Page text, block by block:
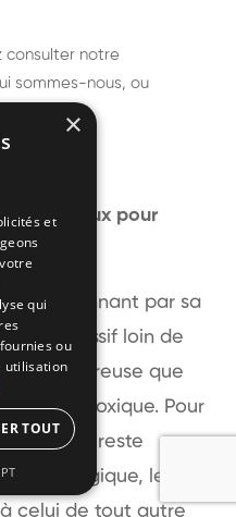
consulter notre
sommes-nous, ou
dangereux pour
par sa
agressif loin de
douloureuse que
plus toxique. Pour
elle reste
allergique, le
celui de tout autre
×
et
qui
ou
utilisation
TOUT